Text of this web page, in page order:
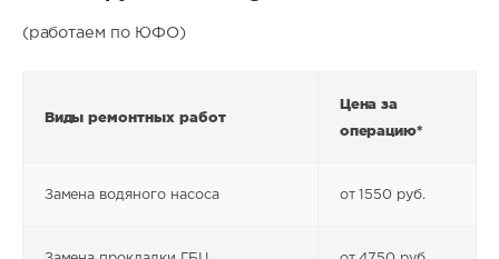
(работаем по ЮФО)
Виды ремонтных работ
Цена за
операцию*
Замена водяного насоса от 1550 руб.